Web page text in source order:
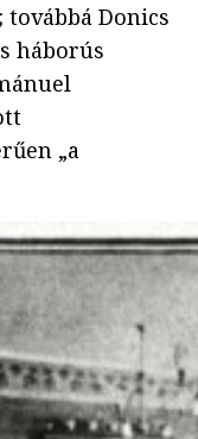
Donics
háborús
„a